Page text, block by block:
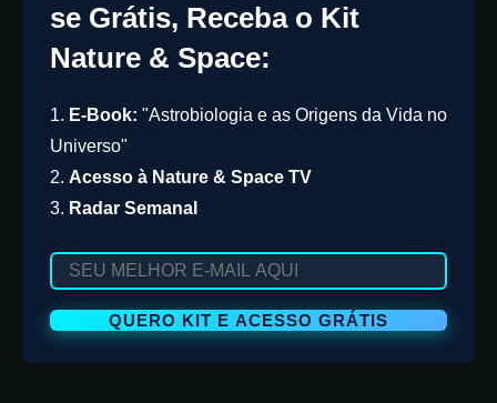
se Grátis, Receba o Kit
Nature & Space:
1. E-Book: "Astrobiologia e as Origens da Vida no
Universo"
2. Acesso à Nature & Space TV
3. Radar Semanal